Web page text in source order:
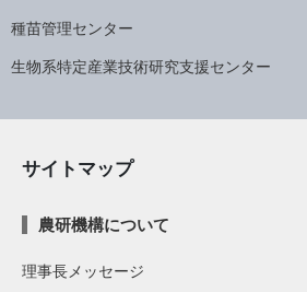
種苗管理センター
生物系特定産業技術研究支援センター
サイトマップ
農研機構について
理事長メッセージ